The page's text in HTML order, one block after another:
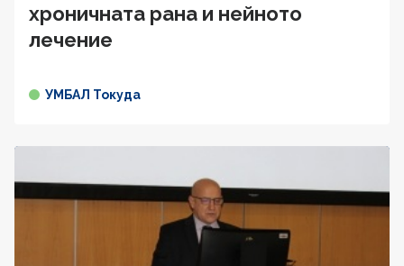
хроничната рана и нейното
лечение
УМБАЛ Токуда